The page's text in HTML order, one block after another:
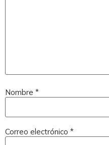
Nombre *
Correo electrónico *